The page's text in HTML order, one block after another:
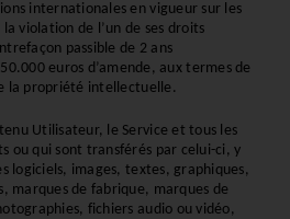
internationales en vigueur sur les
violation de l’un de ses droits
passible de 2 ans
euros d’amende, aux termes de
la propriété intellectuelle.
Utilisateur, le Service et tous les
ou qui sont transférés par celui-ci, y
logiciels, images, textes, graphiques,
marques de fabrique, marques de
fichiers audio ou vidéo,